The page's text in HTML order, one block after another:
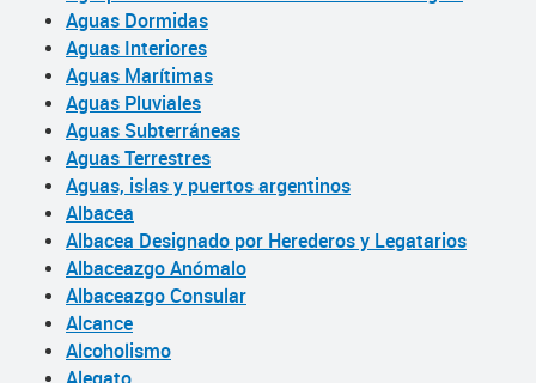
Aguas Dormidas
Aguas Interiores
Aguas Marítimas
Aguas Pluviales
Aguas Subterráneas
Aguas Terrestres
Aguas, islas y puertos argentinos
Albacea
Albacea Designado por Herederos y Legatarios
Albaceazgo Anómalo
Albaceazgo Consular
Alcance
Alcoholismo